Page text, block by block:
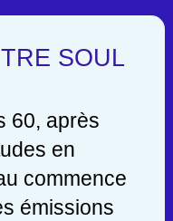
SOUL
60, après
en
commence
émissions